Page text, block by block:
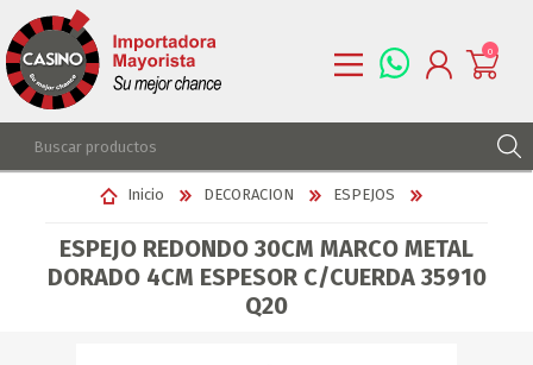
REGISTRARSE
LISTA DE DESEOS
0
Inicio DECORACION ESPEJOS
ESPEJO REDONDO 30CM MARCO METAL
DORADO 4CM ESPESOR C/CUERDA 35910
Q20